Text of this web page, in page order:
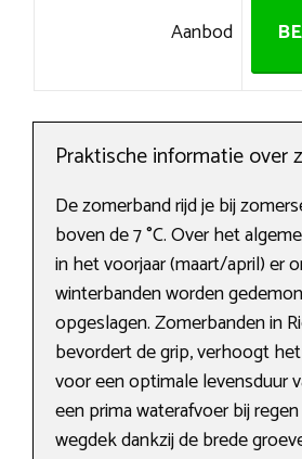
Aanbod
Praktische informatie over
De zomerband rijd je bij
boven de 7 °C. Over het
in het voorjaar (maart/april) er
winterbanden worden
opgeslagen. Zomerbanden in
bevordert de grip, verhoogt
voor een optimale levensduur
een prima waterafvoer bij
wegdek dankzij de brede